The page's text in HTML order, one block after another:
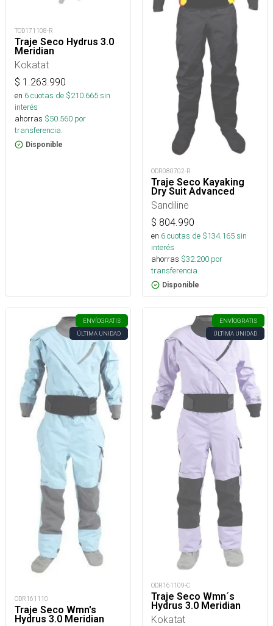
TOD171108-R
Traje Seco Hydrus 3.0
Meridian
Kokatat
$ 1.263.990
en 6cuotas de $210.665sin
interés
ahorras $50.560 por
transferencia.
Disponible
ODR080702-R
Traje Seco Kayaking
Dry Suit Advanced
Sandiline
$ 804.990
en 6cuotas de $134.165sin
interés
ahorras $32.200 por
transferencia.
Disponible
ENVÍOGRATIS
ÚLTIMA UNIDAD
ODR161110
Traje Seco Wmn's
Hydrus 3.0 Meridian
ENVÍOGRATIS
ÚLTIMA UNIDAD
ODR161109-C
Traje Seco Wmn´s
Hydrus 3.0 Meridian
Kokatat